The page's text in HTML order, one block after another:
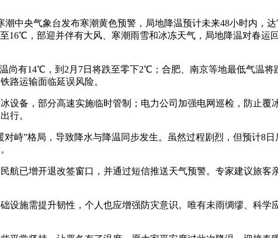
潮中央气象台发布寒潮黄色预警，局地降温预计未来48小时内，
16℃，部迎并伴有大风、寒潮雨雪和冰冻天气，局地降温对春运
尚有14℃，到2月7日将跌至零下2℃；合肥、南京等地最低气温
路运输面临延误风险。
备，部分高速实施临时管制；电力公司加强电网巡检，防止覆
行。
峙”格局，导致降水与降温同步发生。虽然过程剧烈，但预计8
已增开退改签窗口，并通过短信推送天气预警。专家建议旅客
施需提升韧性，个人也应增强防灾意识。唯有未雨绸缪、科学